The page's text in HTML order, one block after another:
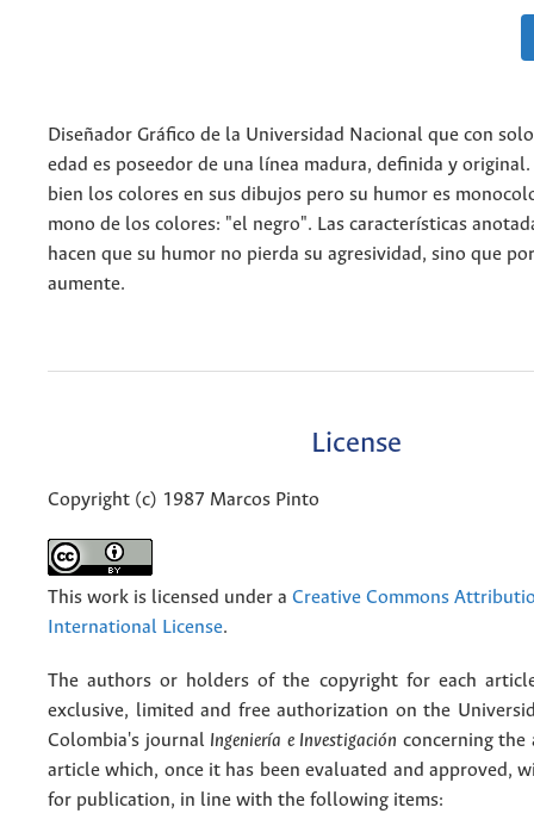
Diseñador Gráfico de la Universidad Nacional que con
edad es poseedor de una línea madura, definida y
bien los colores en sus dibujos pero su humor es
mono de los colores: "el negro". Las características
hacen que su humor no pierda su agresividad, sino que
aumente.
License
Copyright (c) 1987 Marcos Pinto
This work is licensed under a Creative Commons
International License.
The authors or holders of the copyright for each
exclusive, limited and free authorization on the
Colombia's journal Ingeniería e Investigación concerning the
article which, once it has been evaluated and approved,
for publication, in line with the following items: